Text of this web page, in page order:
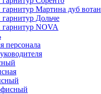
Мартина дуб вотан
Дольче
NOVA
персонала